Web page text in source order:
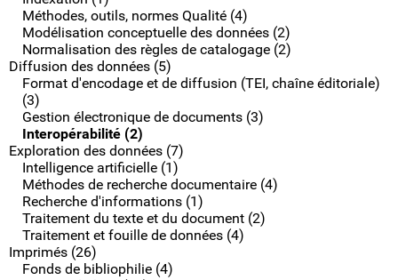
Méthodes, outils, normes Qualité (4)
Modélisation conceptuelle des données (2)
Normalisation des règles de catalogage (2)
Diffusion des données (5)
Format d'encodage et de diffusion (TEI, chaîne éditoriale)
(3)
Gestion électronique de documents (3)
Interopérabilité (2)
Exploration des données (7)
Intelligence artificielle (1)
Méthodes de recherche documentaire (4)
Recherche d'informations (1)
Traitement du texte et du document (2)
Traitement et fouille de données (4)
Imprimés (26)
Fonds de bibliophilie (4)